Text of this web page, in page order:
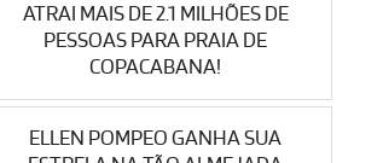
ATRAI MAIS DE 2.1 MILHÕES DE
PESSOAS PARA PRAIA DE
COPACABANA!
ELLEN POMPEO GANHA SUA